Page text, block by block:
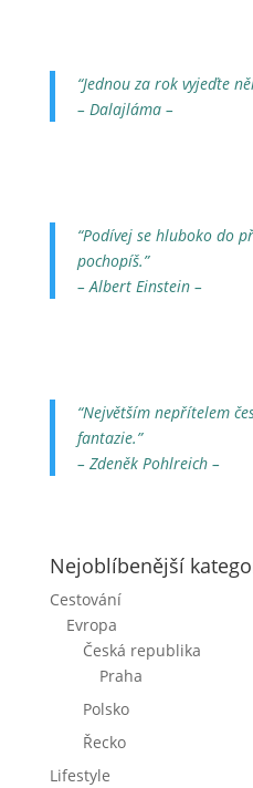
“Jednou za rok vyjeďte
– Dalajláma –
“Podívej se hluboko do
pochopíš.”
– Albert Einstein –
“Největším nepřítelem
fantazie.”
– Zdeněk Pohlreich –
Nejoblíbenější
Cestování
Evropa
Česká republika
Praha
Polsko
Řecko
Lifestyle